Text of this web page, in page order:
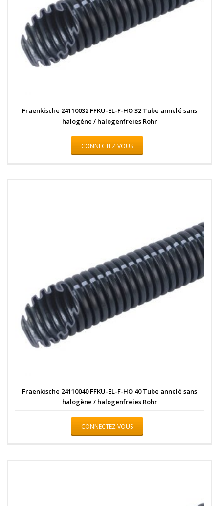
Fraenkische 24110032 FFKU-EL-F-HO 32 Tube annelé sans
halogène / halogenfreies Rohr
CONNECTEZ VOUS
Fraenkische 24110040 FFKU-EL-F-HO 40 Tube annelé sans
halogène / halogenfreies Rohr
CONNECTEZ VOUS